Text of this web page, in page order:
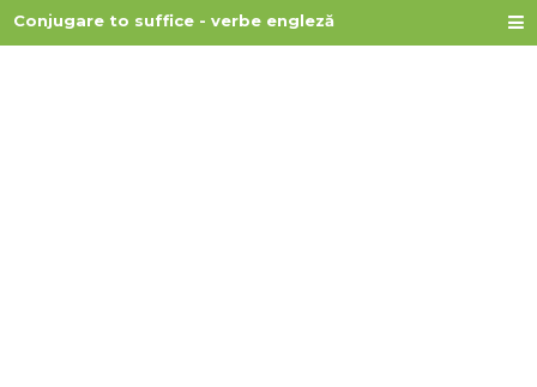
Conjugare to suffice - verbe engleză